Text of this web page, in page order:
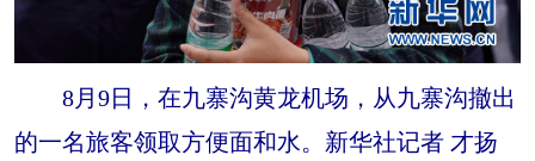
8月9日，在九寨沟黄龙机场，从九寨沟撤出
的一名旅客领取方便面和水。新华社记者 才扬